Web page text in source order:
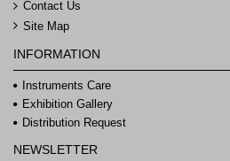
Contact Us
Site Map
INFORMATION
Instruments Care
Exhibition Gallery
Distribution Request
NEWSLETTER